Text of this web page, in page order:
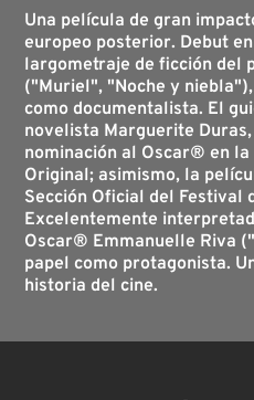
Una película de gran
europeo posterior. Debut
largometraje de ficción del
("Muriel", "Noche y
como documentalista. El
novelista Marguerite
nominación al Oscar® en
Original; asimismo, la
Sección Oficial del Festival
Excelentemente
Oscar® Emmanuelle Riva
papel como protagonista.
historia del cine.